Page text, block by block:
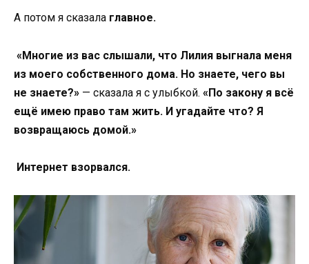
А потом я сказала главное.
«Многие из вас слышали, что Лилия выгнала меня
из моего собственного дома. Но знаете, чего вы
не знаете?» — сказала я с улыбкой. «По закону я всё
ещё имею право там жить. И угадайте что? Я
возвращаюсь домой.»
Интернет взорвался.